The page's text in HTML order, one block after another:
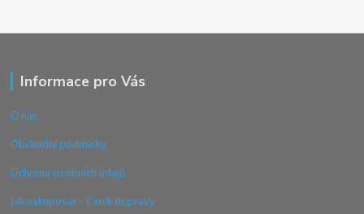
Informace pro Vás
O nás
Obchodní podmínky
Ochrana osobních údajů
Jak nakupovat - Ceník dopravy